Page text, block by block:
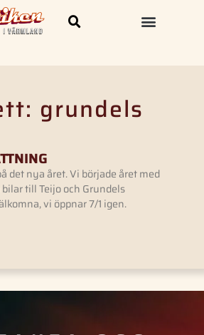
grundels
det nya året. Vi började året med
till Teijo och Grundels
vi öppnar 7/1 igen.